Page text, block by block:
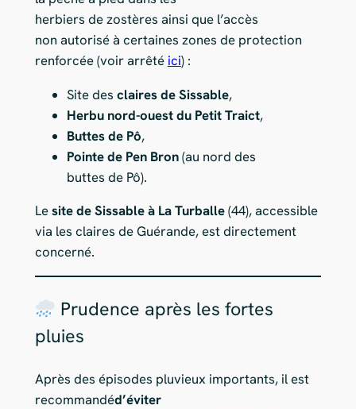
herbiers de zostères ainsi que l’accès
non autorisé à certaines zones de protection
renforcée (voir arrêté ici) :
Site des claires de Sissable,
Herbu nord-ouest du Petit Traict,
Buttes de Pô,
Pointe de Pen Bron(au nord des
buttes de Pô).
Lesite de Sissable à La Turballe(44), accessible
via les claires de Guérande, est directement
concerné.
Prudence après les fortes
pluies
Après des épisodes pluvieux importants, il est
recommandéd’éviter